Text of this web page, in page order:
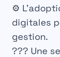
⚙️
digitales
gestion.
?‍?‍? Une